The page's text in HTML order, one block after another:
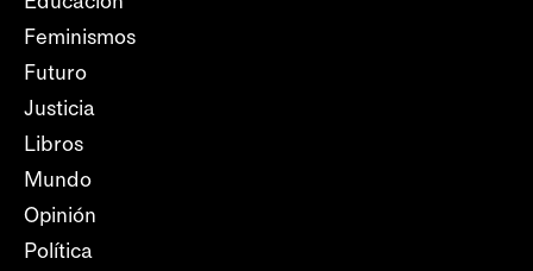
Feminismos
Futuro
Justicia
Libros
Mundo
Opinión
Política